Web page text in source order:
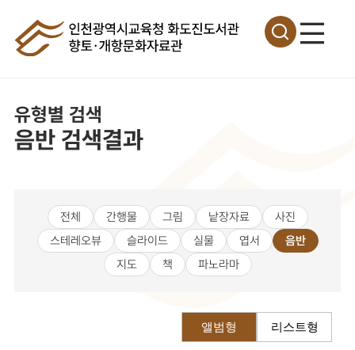
유형별 검색
음반 검색결과
전체 간행물 그림 낱장자료
사진
스테레오뷰
슬라이드 실물 엽서
음반
지도
책 파노라마
앨범형 리스트형